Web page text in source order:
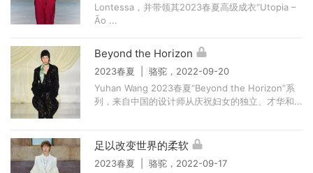
Lontessa，并带领其2023春夏高级成衣“Utopia –
Āo ...
Beyond the Horizon
2023春夏 | 骆驼，2022-09-20
Yuhan Wang 2023春夏“Beyond the Horizon”系
列，来自中国的设计师从庆祝妇女的独立、才华和...
足以改变世界的柔软
2023春夏 | 骆驼，2022-09-17